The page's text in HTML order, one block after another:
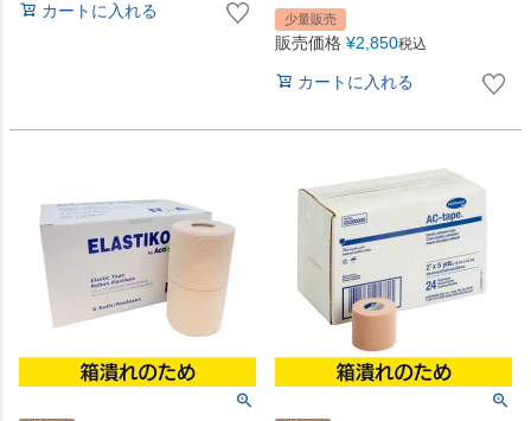
カートに入れる 少量販売
販売価格 ¥2,850税込
カートに入れる